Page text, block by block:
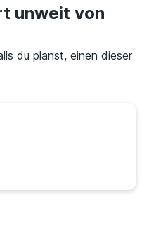
unweit von
du planst, einen dieser